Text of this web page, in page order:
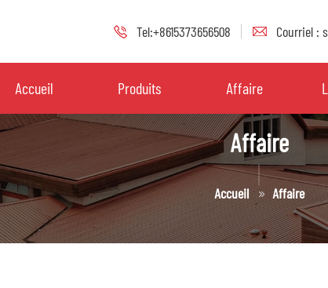
Tel:+8615373656508 Courriel :
Accueil Produits Affaire
Affaire
Accueil Affaire